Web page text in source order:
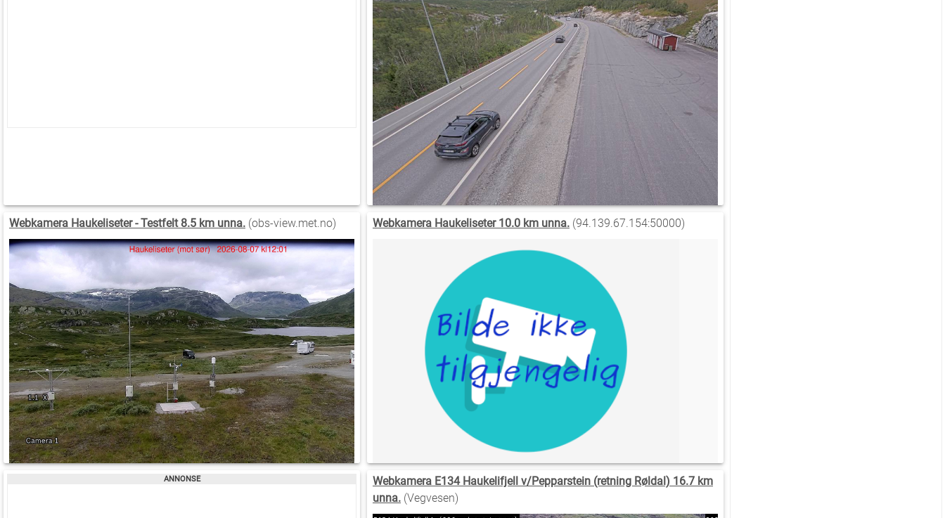
Webkamera Haukeliseter - Testfelt 8.5 km unna. (obs-view.met.no) Webkamera Haukeliseter 10.0 km unna. (94.139.67.154:50000)
Webkamera E134 Haukelifjell v/Pepparstein (retning Røldal) 16.7 km
unna. (Vegvesen)